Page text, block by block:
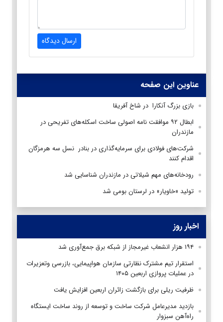
ارسال دیدگاه
عناوین این صفحه
بازی بزرگ آنکارا در شاخ آفریقا
ابطال ۹۲ موافقت نامه اصولی ساخت اسکله‌های تفریحی در
مازندران
شرکت‌های فولادی برای سرمایه‌گذاری در بنادر نسل سه هرمزگان
اقدام کنند
رودخانه‌های مهم شیلاتی در مازندران شناسایی شد
تولید «خاویار» در لرستان بومی شد
اخبار روز
۱۹۴ هزار انشعاب غیرمجاز از شبکه برق جمع‌آوری شد
استقرار تیم مشترک نظارتی سازمان هواپیمایی، بازرسی وتعزیرات
در عملیات پروازی اربعین ۱۴۰۵
ظرفیت ریلی برای بازگشت زائران اربعین افزایش یافت
بازدید مدیرعامل شرکت ساخت و توسعه از روند ساخت ایستگاه
راه‌آهن سبزوار